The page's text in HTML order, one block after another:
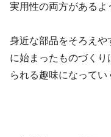
実用性の両方があるよ
身近な部品をそろえ
に始まったものづく
られる趣味になってい